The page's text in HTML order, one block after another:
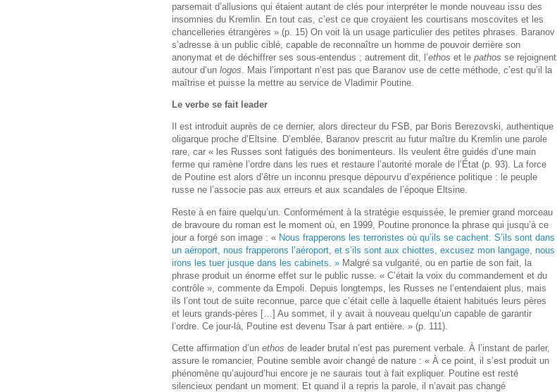
parsemait d’allusions qui étaient autant de clés pour interpréter le monde nouveau issu des
insomnies du Kremlin. En tout cas, c’est ce que croyaient les courtisans moscovites et les
chancelleries étrangères » (p. 15) On voit là un usage particulier des petites phrases. Baranov
s’adresse à un public ciblé, capable de reconnaître un homme de pouvoir derrière son
anonymat et de déchiffrer ses sous-entendus ; autrement dit, l’ethos et le pathos se rejoignent
autour d’un logos . Mais l’important n’est pas que Baranov use de cette méthode, c’est qu’il la
maîtrise et puisse la mettre au service de Vladimir Poutine.
Le verbe se fait leader
Il est introduit auprès de ce dernier, alors directeur du FSB, par Boris Berezovski, authentique
oligarque proche d’Eltsine. D’emblée, Baranov prescrit au futur maître du Kremlin une parole
rare, car « les Russes sont fatigués des bonimenteurs. Ils veulent être guidés d’une main
ferme qui ramène l’ordre dans les rues et restaure l’autorité morale de l’État (p. 93). La force
de Poutine est alors d’être un inconnu presque dépourvu d’expérience politique : le peuple
russe ne l’associe pas aux erreurs et aux scandales de l’époque Eltsine.
Reste à en faire quelqu’un. Conformément à la stratégie esquissée, le premier grand morceau
de bravoure du roman est le moment où, en 1999, Poutine prononce la phrase qui jusqu’à ce
jour a forgé son image : « Nous frapperons les terroristes où qu’ils se cachent. S’ils sont dans
un aéroport, nous frapperons l’aéroport, et s’ils sont aux chiottes, excusez mon langage, nous
irons les tuer jusque dans les cabinets. » Malgré sa vulgarité, ou en partie de son fait, la
phrase produit un énorme effet sur le public russe. « C’était la voix du commandement et du
contrôle », commente da Empoli. Depuis longtemps, les Russes ne l’entendaient plus, mais
ils l’ont tout de suite reconnue, parce que c’était celle à laquelle étaient habitués leurs pères
et leurs grands-pères […] Au sommet, il y avait à nouveau quelqu’un capable de garantir
l’ordre. Ce jour-là, Poutine est devenu Tsar à part entière. » (p. 111).
Cette affirmation d’un ethos de leader brutal n’est pas purement verbale. À l’instant de parler,
assure le romancier, Poutine semble avoir changé de nature : « À ce point, il s’est produit un
phénomène qu’aujourd’hui encore je ne saurais tout à fait expliquer. Poutine est resté
silencieux pendant un moment. Et quand il a repris la parole, il n’avait pas changé